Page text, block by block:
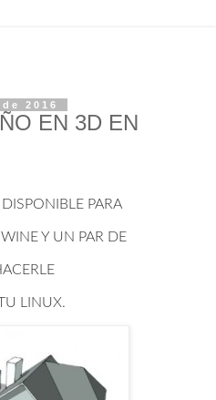
2016
EN 3D EN
PARA
Y UN PAR DE
LINUX.